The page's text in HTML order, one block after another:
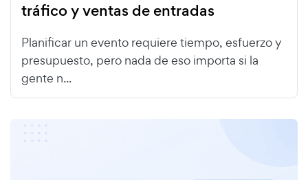
tráfico y ventas de entradas
Planificar un evento requiere tiempo, esfuerzo y
presupuesto, pero nada de eso importa si la
gente n...